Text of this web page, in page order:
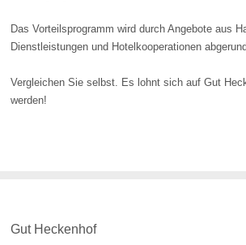
Das Vorteilsprogramm wird durch Angebote aus
Dienstleistungen und Hotelkooperationen
Vergleichen Sie selbst. Es lohnt sich auf Gut
werden!
Gut Heckenhof